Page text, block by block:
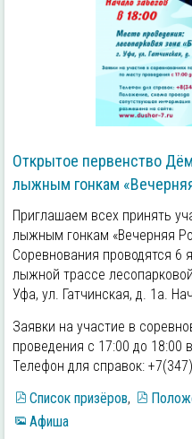
Открытое первенство
лыжным гонкам
Приглашаем всех принять
лыжным гонкам «Вечерняя
Соревнования проводятся 6
лыжной трассе
Уфа, ул. Гатчинская, д. 1а.
Заявки на участие в
проведения с 17:00 до 18:00
Телефон для справок:
Список призёров,
Афиша